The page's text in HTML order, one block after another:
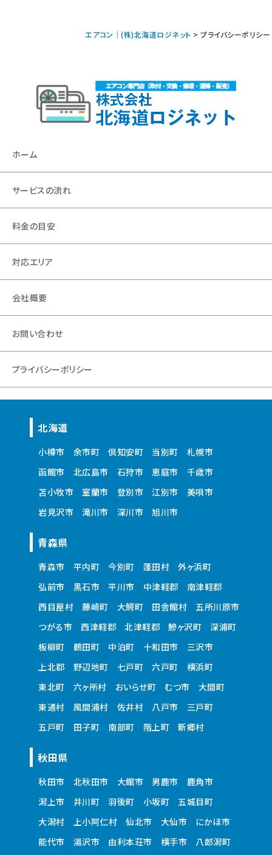
エアコン｜(株)北海道ロジネット >プライバシーポリシー
ホーム
サービスの流れ
料金の目安
対応エリア
会社概要
お問い合わせ
プライバシーポリシー
北海道
小樽市 余市町 倶知安町 当別町
札幌市
函館市
北広島市 石狩市 恵庭市
千歳市
苫小牧市
室蘭市 登別市 江別市
美唄市
岩見沢市
滝川市 深川市 旭川市
青森県
青森市 平内町 今別町 蓬田村
外ヶ浜町
弘前市
黒石市 平川市 中津軽郡
南津軽郡
西目屋村
藤崎町 大鰐町 田舎館村
五所川原市
つがる市
西津軽郡 北津軽郡 鰺ヶ沢町
深浦町
板柳町
鶴田町 中泊町 十和田市
三沢市
上北郡
野辺地町 七戸町 六戸町
横浜町
東北町
六ヶ所村 おいらせ町 むつ市
大間町
東通村
風間浦村 佐井村 八戸市
三戸町
五戸町
田子町 南部町 階上町 新郷村
秋田県
秋田市 北秋田市 大館市 男鹿市
鹿角市
潟上市
井川町 羽後町 小坂町
五城目町
大潟村
上小阿仁村 仙北市 大仙市
にかほ市
能代市
湯沢市 由利本荘市 横手市
八郎潟町